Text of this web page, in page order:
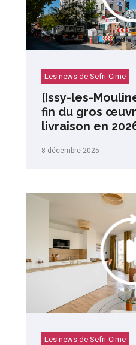
Les news de Sefri-Cime
[Issy-les-
fin du gros
livraison en
8 décembre 2025
Les news de Sefri-Cime